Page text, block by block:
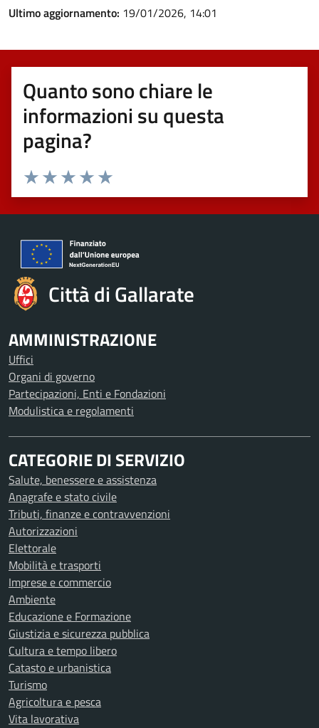
Ultimo aggiornamento: 19/01/2026, 14:01
Quanto sono chiare le
informazioni su questa
pagina?
Valuta 5 stelle su 5
Valuta 4 stelle su 5
Valuta 3 stelle su 5
Valuta 2 stelle su 5
Valuta 1 stelle su 5
Città di Gallarate
AMMINISTRAZIONE
Uffici
Organi di governo
Partecipazioni, Enti e Fondazioni
Modulistica e regolamenti
CATEGORIE DI SERVIZIO
Salute, benessere e assistenza
Anagrafe e stato civile
Tributi, finanze e contravvenzioni
Autorizzazioni
Elettorale
Mobilità e trasporti
Imprese e commercio
Ambiente
Educazione e Formazione
Giustizia e sicurezza pubblica
Cultura e tempo libero
Catasto e urbanistica
Turismo
Agricoltura e pesca
Vita lavorativa